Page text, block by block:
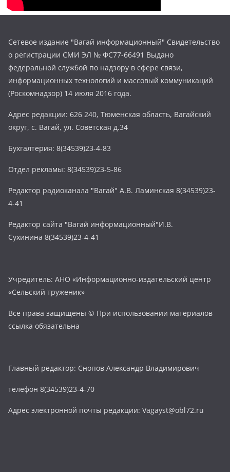
Сетевое издание "Вагай информационный" Свидетельство
о регистрации СМИ ЭЛ № ФС77-66491 Выдано
федеральной службой по надзору в сфере связи,
информационных технологий и массовый коммуникаций
(Роскомнадзор) 14 июля 2016 года.
Адрес редакции: 626 240, Тюменская область, Вагайский
округ, с. Вагай, ул. Советская д.34
Бухгалтерия: 8(34539)23-4-83
Отдел рекламы: 8(34539)23-5-86
Редактор радиоканала "Вагай" А.В. Ламинская 8(34539)23-
4-41
Редактор сайта "Вагай информационный"И.В.
Сухинина 8(34539)23-4-41
Учредитель: АНО «Информационно-издательский центр
«Сельский труженик»
Все права защищены © При использовании материалов
ссылка обязательна
Главный редактор: Снопов Александр Владимирович
телефон 8(34539)23-4-70
Адрес электронной почты редакции: Vagayst@obl72.ru